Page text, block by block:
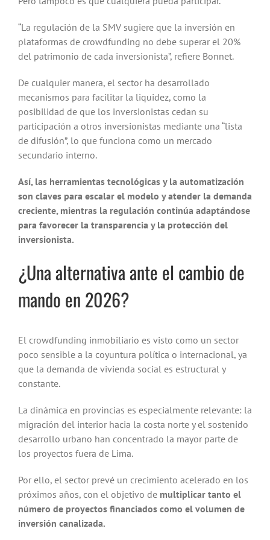
“La regulación de la SMV sugiere que la inversión en
plataformas de crowdfunding no debe superar el 20%
del patrimonio de cada inversionista”, refiere Bonnet.
De cualquier manera, el sector ha desarrollado
mecanismos para facilitar la liquidez, como la
posibilidad de que los inversionistas cedan su
participación a otros inversionistas mediante una “lista
de difusión”, lo que funciona como un mercado
secundario interno.
Así, las herramientas tecnológicas y la automatización
son claves para escalar el modelo y atender la demanda
creciente, mientras la regulación continúa adaptándose
para favorecer la transparencia y la protección del
inversionista.
¿Una alternativa ante el cambio de
mando en 2026?
El crowdfunding inmobiliario es visto como un sector
poco sensible a la coyuntura política o internacional, ya
que la demanda de vivienda social es estructural y
constante.
La dinámica en provincias es especialmente relevante: la
migración del interior hacia la costa norte y el sostenido
desarrollo urbano han concentrado la mayor parte de
los proyectos fuera de Lima.
Por ello, el sector prevé un crecimiento acelerado en los
próximos años, con el objetivo de multiplicar tanto el
número de proyectos financiados como el volumen de
inversión canalizada.